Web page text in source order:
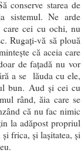
conserve starea de
sistemul. Ne arde
care cei cu ochi, nu
Rugați-vă să plouă
că aceia care
de fațadă nu vor
a se lăuda cu ele,
bun. Aud și cei cu
rând, ăia care se
că nu fac nimic
la adăpost propriul
frica, și lașitatea, și